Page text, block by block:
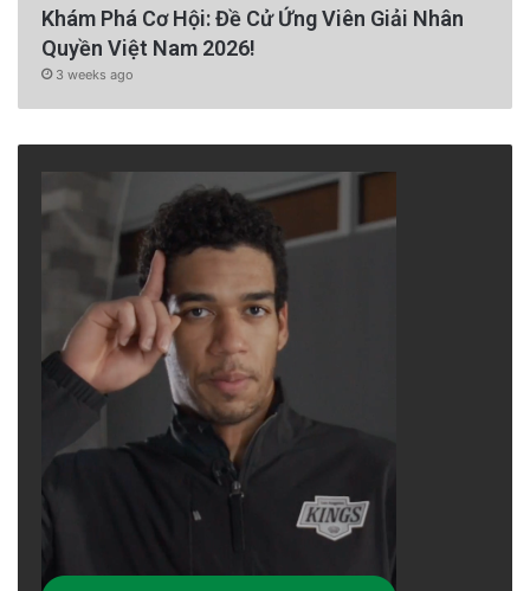
Khám Phá Cơ Hội: Đề Cử Ứng Viên Giải Nhân
Quyền Việt Nam 2026!
3 weeks ago